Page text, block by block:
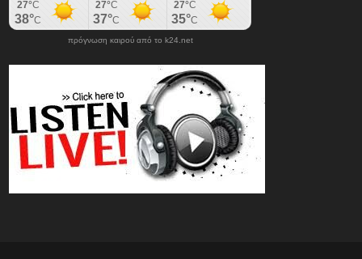
πρόγνωση καιρού από το k24.net